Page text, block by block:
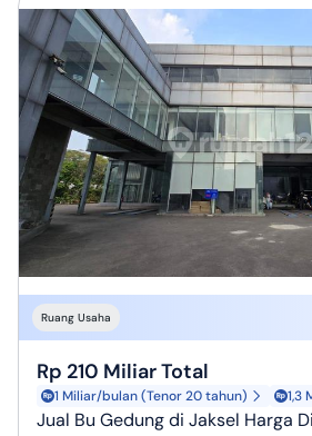
Ruang Usaha
Rp 210 Miliar Total
1 Miliar/bulan (Tenor 20 tahun) 1,3
Jual Bu Gedung di Jaksel Harga